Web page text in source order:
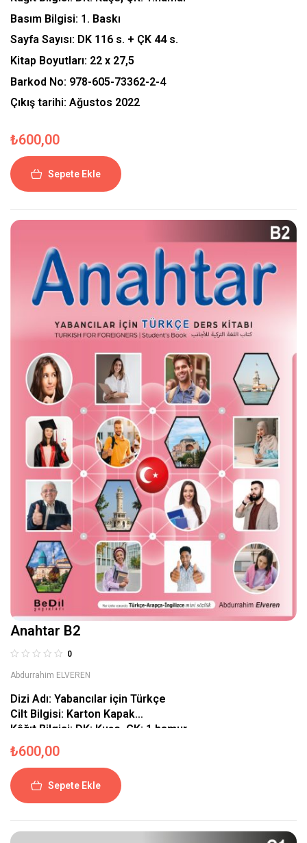
Basım Bilgisi: 1. Baskı
Sayfa Sayısı: DK 116 s. + ÇK 44 s.
Kitap Boyutları: 22 x 27,5
Barkod No: 978-605-73362-2-4
Çıkış tarihi: Ağustos 2022
₺600,00
Sepete Ekle
Anahtar B2
0
Abdurrahim ELVEREN
Dizi Adı: Yabancılar için Türkçe
Cilt Bilgisi: Karton Kapak
Kâğıt Bilgisi: DK: Kuşe, ÇK: 1.hamur
Basım Bilgisi:
Sayfa Sayısı:
Kitap Boyutları:
22 x 27,5
Barkod No:978-605-73362-3-1
Çıkış tarihi:Kasım 2022
₺600,00
Sepete Ekle